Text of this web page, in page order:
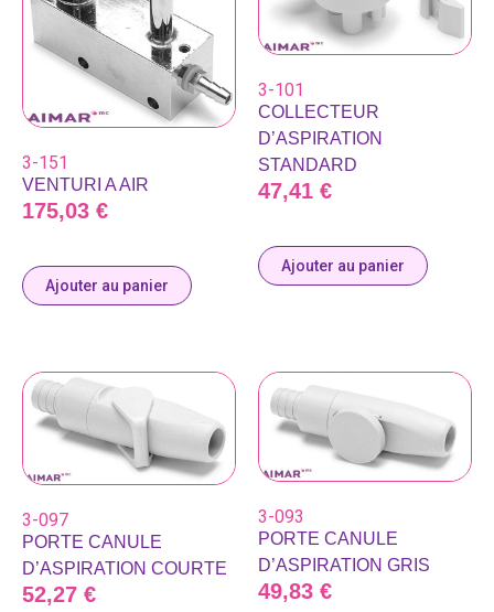
3-151
VENTURI A AIR
175,03 €
Ajouter au panier
3-101
COLLECTEUR
D’ASPIRATION
STANDARD
47,41 €
Ajouter au panier
3-097
PORTE CANULE
D’ASPIRATION COURTE
52,27 €
3-093
PORTE CANULE
D’ASPIRATION GRIS
49,83 €